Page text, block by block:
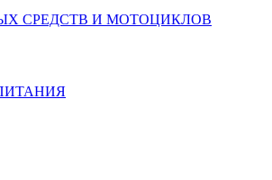
СРЕДСТВ И МОТОЦИКЛОВ